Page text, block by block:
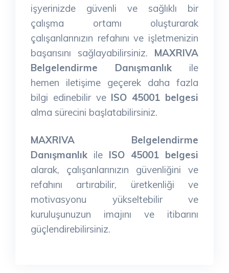
işyerinizde güvenli ve sağlıklı bir
çalışma ortamı oluşturarak
çalışanlarınızın refahını ve işletmenizin
başarısını sağlayabilirsiniz. MAXRIVA
Belgelendirme Danışmanlık ile
hemen iletişime geçerek daha fazla
bilgi edinebilir ve ISO 45001 belgesi
alma sürecini başlatabilirsiniz.
MAXRIVA Belgelendirme
Danışmanlık ile ISO 45001 belgesi
alarak, çalışanlarınızın güvenliğini ve
refahını artırabilir, üretkenliği ve
motivasyonu yükseltebilir ve
kuruluşunuzun imajını ve itibarını
güçlendirebilirsiniz.